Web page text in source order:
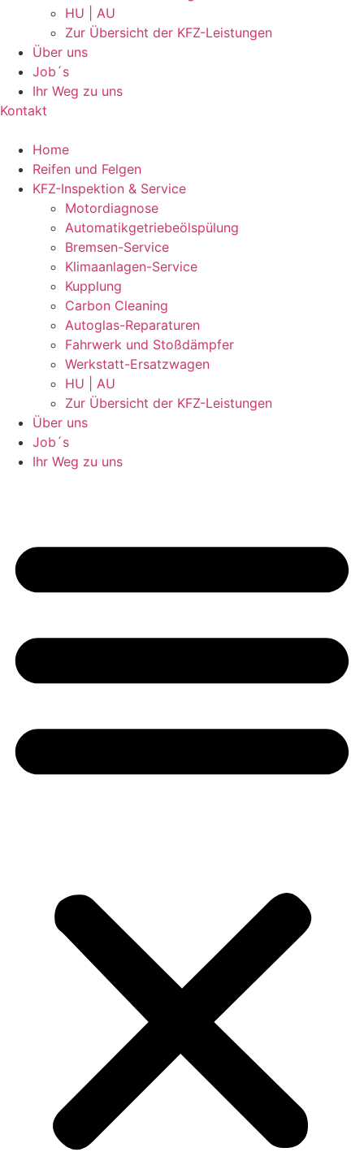
HU | AU
Zur Übersicht der KFZ-Leistungen
Über uns
Job´s
Ihr Weg zu uns
Kontakt
Home
Reifen und Felgen
KFZ-Inspektion & Service
Motordiagnose
Automatikgetriebeölspülung
Bremsen-Service
Klimaanlagen-Service
Kupplung
Carbon Cleaning
Autoglas-Reparaturen
Fahrwerk und Stoßdämpfer
Werkstatt-Ersatzwagen
HU | AU
Zur Übersicht der KFZ-Leistungen
Über uns
Job´s
Ihr Weg zu uns